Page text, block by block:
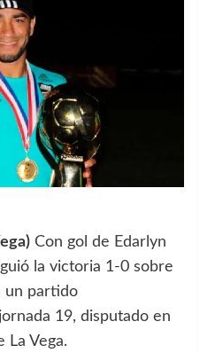
Con gol de Edarlyn
la victoria 1-0 sobre
un partido
19, disputado en
La Vega.